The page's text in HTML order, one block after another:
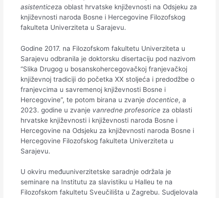
asistenticeza oblast hrvatske književnosti na Odsjeku za
književnosti naroda Bosne i Hercegovine Filozofskog
fakulteta Univerziteta u Sarajevu.
Godine 2017. na Filozofskom fakultetu Univerziteta u
Sarajevu odbranila je doktorsku disertaciju pod nazivom
“Slika Drugog u bosanskohercegovačkoj franjevačkoj
književnoj tradiciji do početka XX stoljeća i predodžbe o
franjevcima u savremenoj književnosti Bosne i
Hercegovine”, te potom birana u zvanje docentice, a
2023. godine u zvanje vanredne profesorice za oblasti
hrvatske književnosti i književnosti naroda Bosne i
Hercegovine na Odsjeku za književnosti naroda Bosne i
Hercegovine Filozofskog fakulteta Univerziteta u
Sarajevu.
U okviru međuuniverzitetske saradnje održala je
seminare na Institutu za slavistiku u Halleu te na
Filozofskom fakultetu Sveučilišta u Zagrebu. Sudjelovala